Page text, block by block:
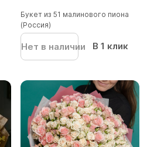
Букет из 51 малинового пиона
(Россия)
Нет в наличии В 1 клик